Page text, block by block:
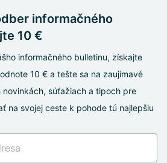
informačného
10 €
informačného bulletinu, získajte
10 € a tešte sa na zaujímavé
súťažiach a tipoch pre
na svojej ceste k pohode tú najlepšiu